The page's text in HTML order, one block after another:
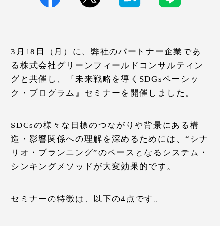
3月18日（月）に、弊社のパートナー企業であ
る株式会社グリーンフィールドコンサルティン
グと共催し、『未来戦略を導くSDGsベーシッ
ク・プログラム』セミナーを開催しました。
SDGsの様々な目標のつながりや背景にある構
造・影響関係への理解を深めるためには、“シナ
リオ・プランニング”のベースとなるシステム・
シンキングメソッドが大変効果的です。
セミナーの特徴は、以下の4点です。